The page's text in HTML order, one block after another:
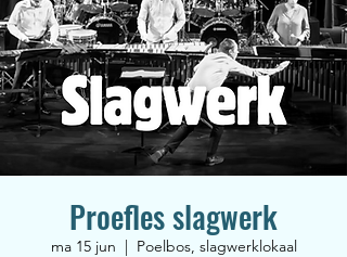
Proefles slagwerk
ma 15 jun
  |
Poelbos, slagwerklokaal